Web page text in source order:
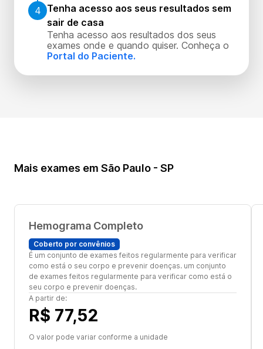
4 Tenha acesso aos seus resultados sem
sair de casa
Tenha acesso aos resultados dos seus
exames onde e quando quiser. Conheça o
Portal do Paciente.
Mais exames em São Paulo - SP
Hemograma Completo
Coberto por convênios
É um conjunto de exames feitos regularmente para verificar
como está o seu corpo e prevenir doenças. um conjunto
de exames feitos regularmente para verificar como está o
seu corpo e prevenir doenças.
A partir de:
R$ 77,52
O valor pode variar conforme a unidade